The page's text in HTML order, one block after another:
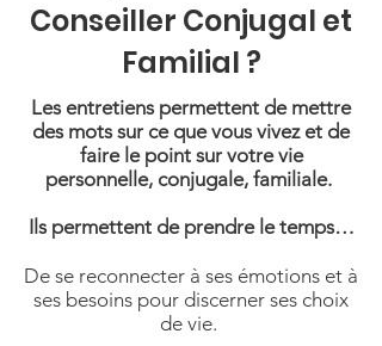
Conseiller Conjugal et
Familial ?
Les entretiens permettent de mettre
des mots sur ce que vous vivez et de
faire le point sur votre vie
personnelle, conjugale, familiale.
Ils permettent de prendre le temps…
De se reconnecter à ses émotions et à
ses besoins pour discerner ses choix
de vie.